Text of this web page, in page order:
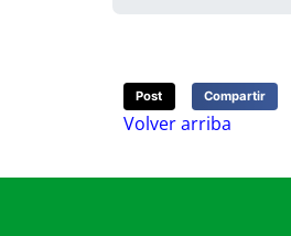
Post Compartir
Volver arriba